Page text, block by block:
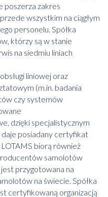
poszerza zakres
wszystkim na ciągłym
personelu. Spółka
którzy są w stanie
na siedmiu liniach
liniowej oraz
(m.in. badania
czy systemów
dzięki specjalistycznym
posiadany certyfikat
biorą również
samolotów
przygotowana na
na świecie. Spółka
certyfikowaną organizacją